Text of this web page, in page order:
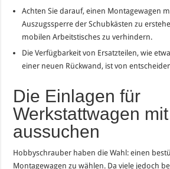
Achten Sie darauf, einen Montagewagen
Auszugssperre der Schubkästen zu
mobilen Arbeitstisches zu verhindern.
Die Verfügbarkeit von Ersatzteilen, wie
einer neuen Rückwand, ist von
Die Einlagen für
Werkstattwagen
aussuchen
Hobbyschrauber haben die Wahl: einen
Montagewagen zu wählen. Da viele jedoch